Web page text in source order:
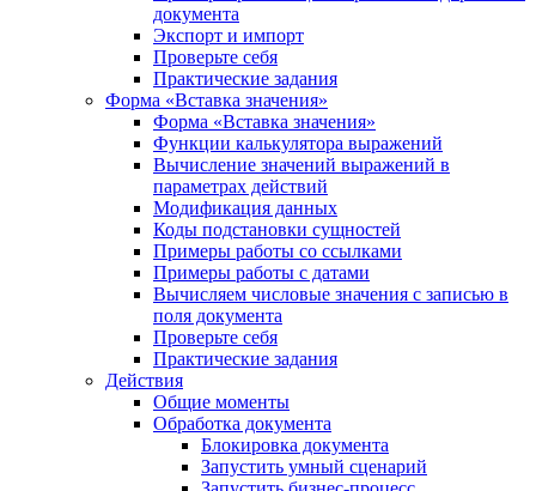
документа
Экспорт и импорт
Проверьте себя
Практические задания
Форма «Вставка значения»
Форма «Вставка значения»
Функции калькулятора выражений
Вычисление значений выражений в
параметрах действий
Модификация данных
Коды подстановки сущностей
Примеры работы со ссылками
Примеры работы с датами
Вычисляем числовые значения с записью в
поля документа
Проверьте себя
Практические задания
Действия
Общие моменты
Обработка документа
Блокировка документа
Запустить умный сценарий